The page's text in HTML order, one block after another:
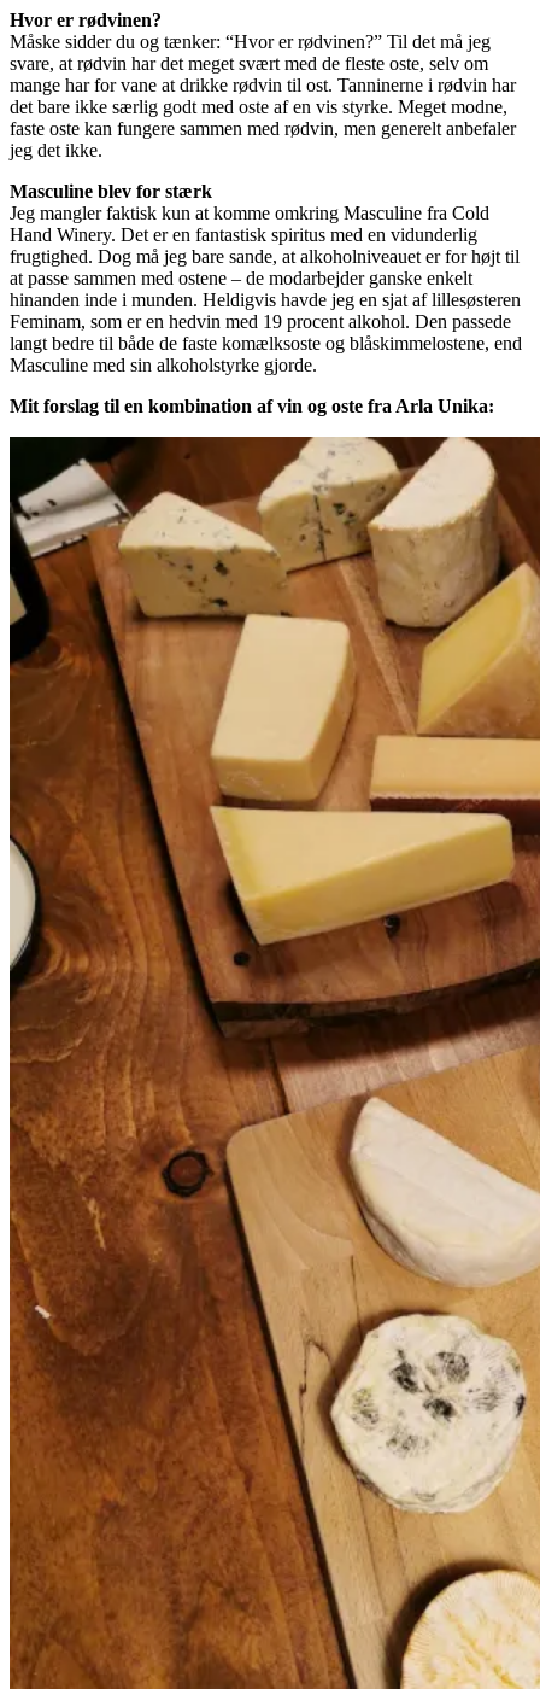
Hvor er rødvinen?
Måske sidder du og tænker: “Hvor er rødvinen?” Til det må jeg
svare, at rødvin har det meget svært med de fleste oste, selv om
mange har for vane at drikke rødvin til ost. Tanninerne i rødvin har
det bare ikke særlig godt med oste af en vis styrke. Meget modne,
faste oste kan fungere sammen med rødvin, men generelt anbefaler
jeg det ikke.
Masculine blev for stærk
Jeg mangler faktisk kun at komme omkring Masculine fra Cold
Hand Winery. Det er en fantastisk spiritus med en vidunderlig
frugtighed. Dog må jeg bare sande, at alkoholniveauet er for højt til
at passe sammen med ostene – de modarbejder ganske enkelt
hinanden inde i munden. Heldigvis havde jeg en sjat af lillesøsteren
Feminam, som er en hedvin med 19 procent alkohol. Den passede
langt bedre til både de faste komælksoste og blåskimmelostene, end
Masculine med sin alkoholstyrke gjorde.
Mit forslag til en kombination af vin og oste fra Arla Unika: